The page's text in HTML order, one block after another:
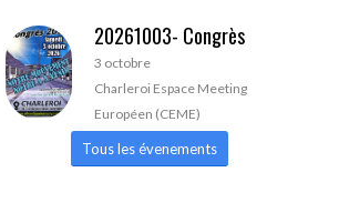
20261003- Congrès
3 octobre
Charleroi Espace Meeting
Européen (CEME)
Tous les évenements